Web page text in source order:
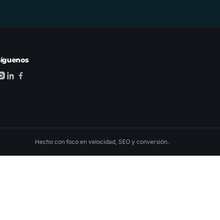
Hecho con foco en velocidad, SEO y conversión.